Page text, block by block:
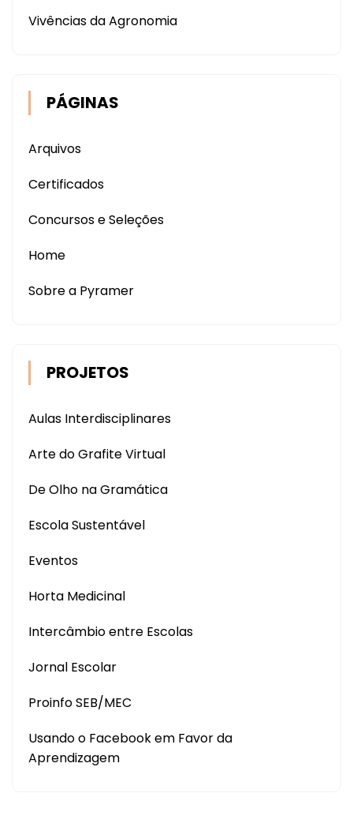
Vivências da Agronomia
PÁGINAS
Arquivos
Certificados
Concursos e Seleções
Home
Sobre a Pyramer
PROJETOS
Aulas Interdisciplinares
Arte do Grafite Virtual
De Olho na Gramática
Escola Sustentável
Eventos
Horta Medicinal
Intercâmbio entre Escolas
Jornal Escolar
Proinfo SEB/MEC
Usando o Facebook em Favor da
Aprendizagem